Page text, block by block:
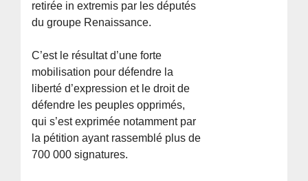
retirée in extremis par les députés
du groupe Renaissance.
C’est le résultat d’une forte
mobilisation pour défendre la
liberté d’expression et le droit de
défendre les peuples opprimés,
qui s’est exprimée notamment par
la pétition ayant rassemblé plus de
700 000 signatures.